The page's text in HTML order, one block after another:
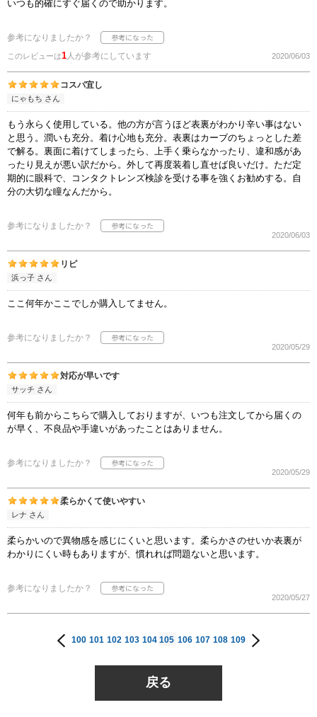
いつも的確にすぐ届くので助かります。
参考になりましたか？
このレビューは1人が参考にしています 2020/06/03
コスパ宜し
にゃもち さん
もう永らく使用している。他の方が言うほど表裏がわかり辛い事はない
と思う。潤いも充分。着け心地も充分。表裏はカーブのちょっとした差
で解る。裏面に着けてしまったら、上手く乗らなかったり、違和感があ
ったり見えが悪い訳だから。外して再度装着し直せば良いだけ。ただ定
期的に眼科で、コンタクトレンズ検診を受ける事を強くお勧めする。自
分の大切な瞳なんだから。
参考になりましたか？
2020/06/03
リピ
浜っ子 さん
ここ何年かここでしか購入してません。
参考になりましたか？
2020/05/29
対応が早いです
サッチ さん
何年も前からこちらで購入しておりますが、いつも注文してから届くの
が早く、不良品や手違いがあったことはありません。
参考になりましたか？
2020/05/29
柔らかくて使いやすい
レナ さん
柔らかいので異物感を感じにくいと思います。柔らかさのせいか表裏が
わかりにくい時もありますが、慣れれば問題ないと思います。
参考になりましたか？
2020/05/27
100 101 102 103 104 105 106 107 108 109
戻る